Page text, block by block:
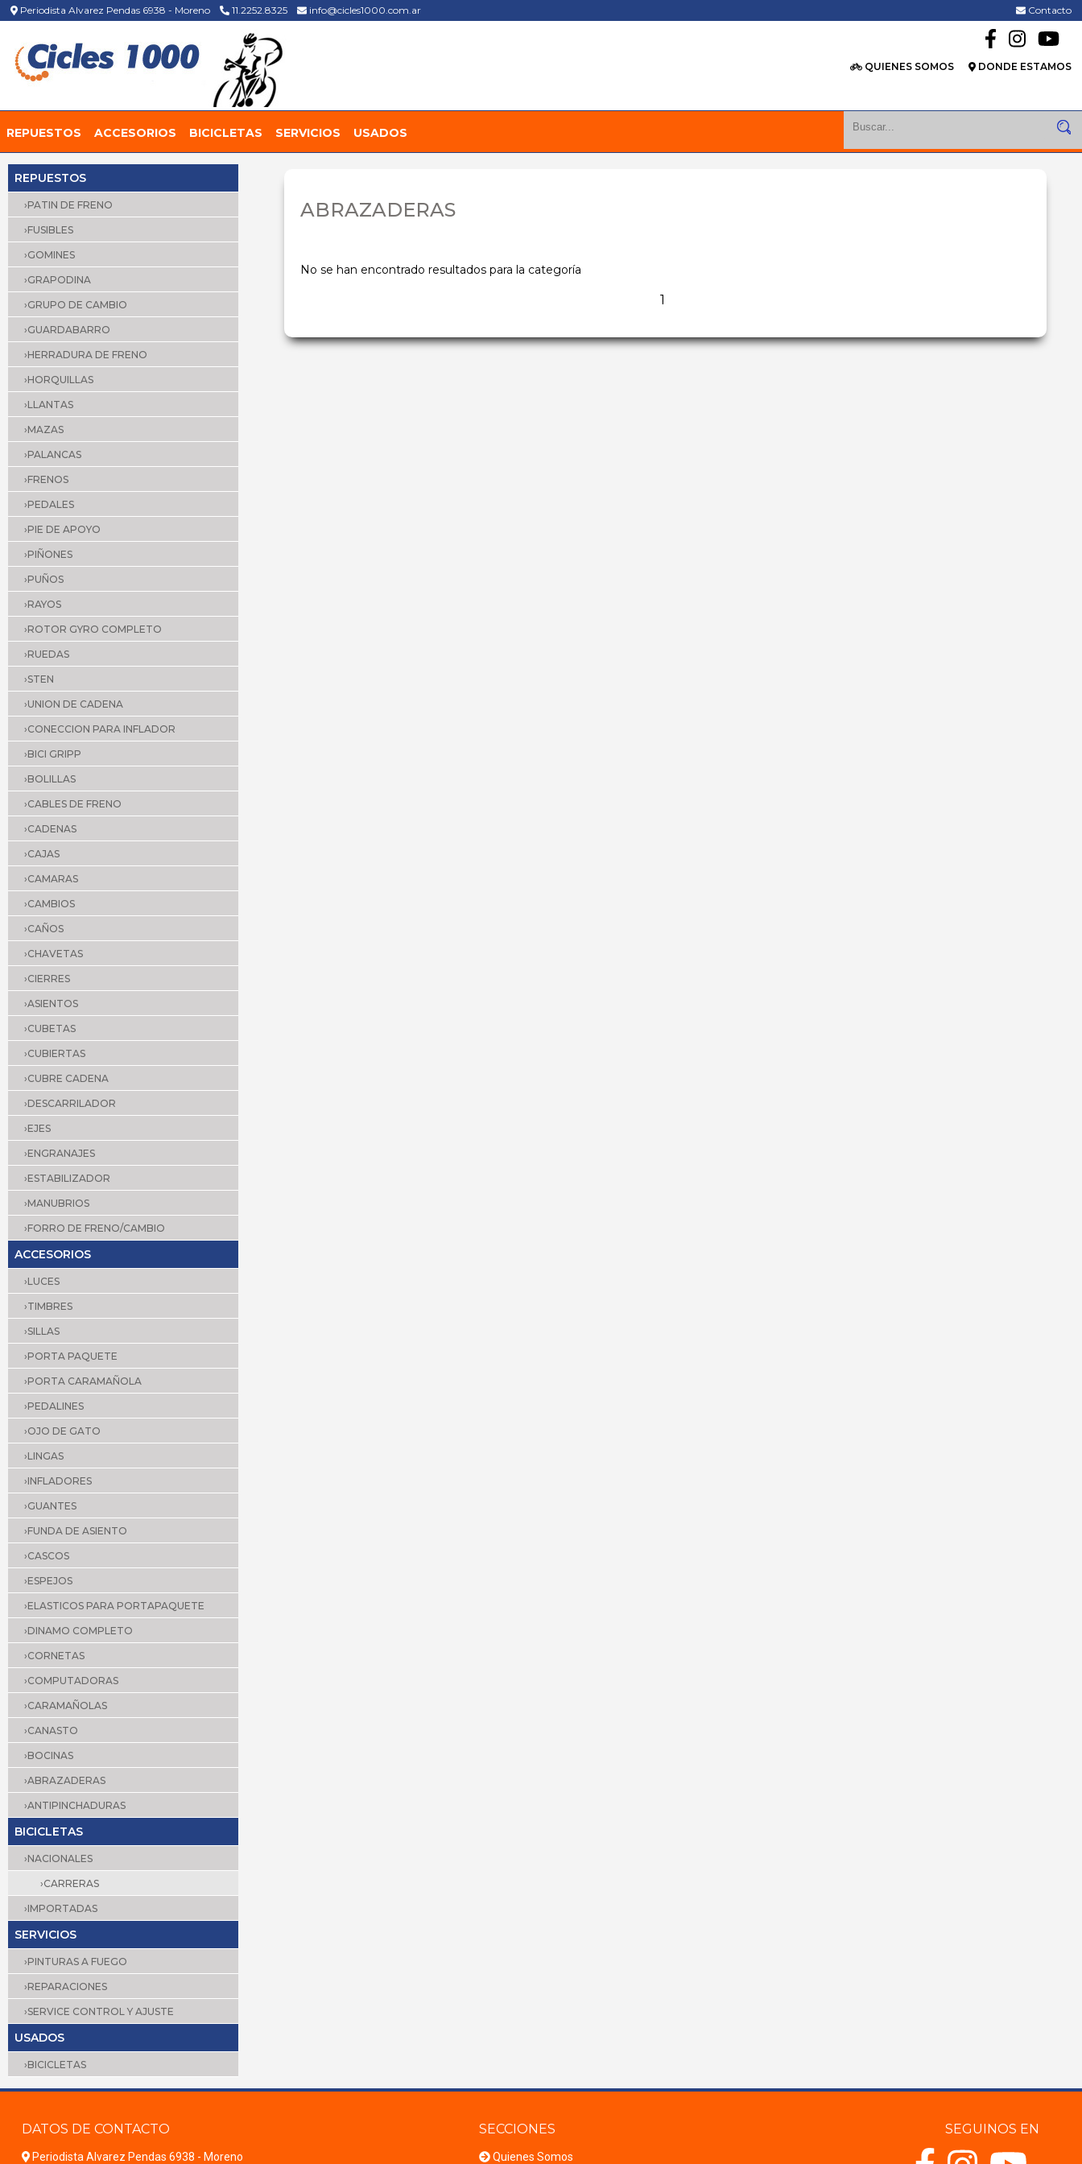
Periodista Alvarez Pendas 6938 - Moreno 11.2252.8325 info@cicles1000.com.ar Contacto
QUIENES SOMOS DONDE ESTAMOS
REPUESTOS ACCESORIOS BICICLETAS SERVICIOS USADOS
REPUESTOS
›PATIN DE FRENO
›FUSIBLES
›GOMINES
›GRAPODINA
›GRUPO DE CAMBIO
›GUARDABARRO
›HERRADURA DE FRENO
›HORQUILLAS
›LLANTAS
›MAZAS
›PALANCAS
›FRENOS
›PEDALES
›PIE DE APOYO
›PIÑONES
›PUÑOS
›RAYOS
›ROTOR GYRO COMPLETO
›RUEDAS
›STEN
›UNION DE CADENA
›CONECCION PARA INFLADOR
›BICI GRIPP
›BOLILLAS
›CABLES DE FRENO
›CADENAS
›CAJAS
›CAMARAS
›CAMBIOS
›CAÑOS
›CHAVETAS
›CIERRES
›ASIENTOS
›CUBETAS
›CUBIERTAS
›CUBRE CADENA
›DESCARRILADOR
›EJES
›ENGRANAJES
›ESTABILIZADOR
›MANUBRIOS
›FORRO DE FRENO/CAMBIO
ACCESORIOS
›LUCES
›TIMBRES
›SILLAS
›PORTA PAQUETE
›PORTA CARAMAÑOLA
›PEDALINES
›OJO DE GATO
›LINGAS
›INFLADORES
›GUANTES
›FUNDA DE ASIENTO
›CASCOS
›ESPEJOS
›ELASTICOS PARA PORTAPAQUETE
›DINAMO COMPLETO
›CORNETAS
›COMPUTADORAS
›CARAMAÑOLAS
›CANASTO
›BOCINAS
›ABRAZADERAS
›ANTIPINCHADURAS
BICICLETAS
›NACIONALES
›CARRERAS
›IMPORTADAS
SERVICIOS
›PINTURAS A FUEGO
›REPARACIONES
›SERVICE CONTROL Y AJUSTE
USADOS
›BICICLETAS
ABRAZADERAS
No se han encontrado resultados para la categoría
1
DATOS DE CONTACTO
Periodista Alvarez Pendas 6938 - Moreno
SECCIONES
Quienes Somos
SEGUINOS EN